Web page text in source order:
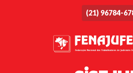
(21) 96784-